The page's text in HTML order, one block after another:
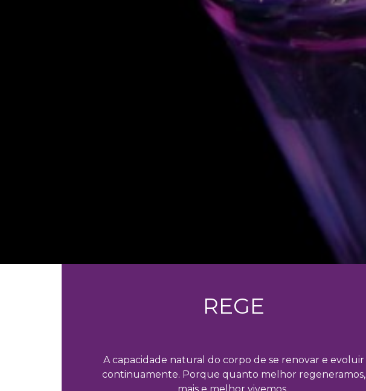
REGE
A capacidade natural do corpo de se renovar e evoluir
continuamente. Porque quanto melhor regeneramos,
mais e melhor vivemos.